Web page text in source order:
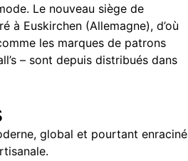
Le nouveau siège de
à Euskirchen (Allemagne), d’où
les marques de patrons
– sont depuis distribués dans
global et pourtant enraciné